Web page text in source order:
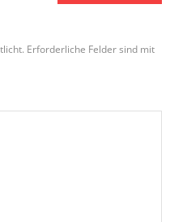
Erforderliche Felder sind mit